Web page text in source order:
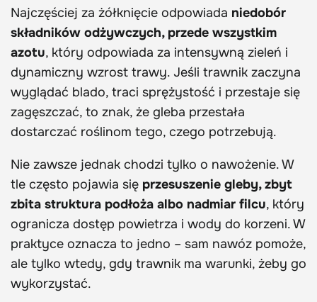
Najczęściej za żółknięcie odpowiada niedobór
składników odżywczych, przede wszystkim
azotu, który odpowiada za intensywną zieleń i
dynamiczny wzrost trawy. Jeśli trawnik zaczyna
wyglądać blado, traci sprężystość i przestaje się
zagęszczać, to znak, że gleba przestała
dostarczać roślinom tego, czego potrzebują.
Nie zawsze jednak chodzi tylko o nawożenie. W
tle często pojawia się przesuszenie gleby, zbyt
zbita struktura podłoża albo nadmiar filcu, który
ogranicza dostęp powietrza i wody do korzeni. W
praktyce oznacza to jedno – sam nawóz pomoże,
ale tylko wtedy, gdy trawnik ma warunki, żeby go
wykorzystać.